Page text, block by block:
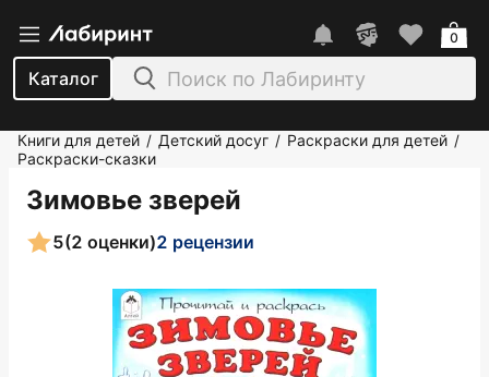
Каталог
0
Книги для детей / Детский досуг / Раскраски для детей /
Раскраски-сказки
Зимовье зверей
5(2 оценки)2 рецензии